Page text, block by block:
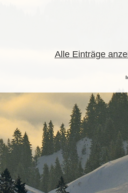
Alle Einträge